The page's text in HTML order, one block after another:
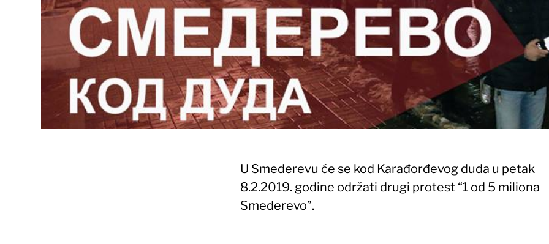
U Smederevu će se kod Karađorđevog duda u petak
8.2.2019. godine održati drugi protest “1 od 5 miliona
Smederevo”.